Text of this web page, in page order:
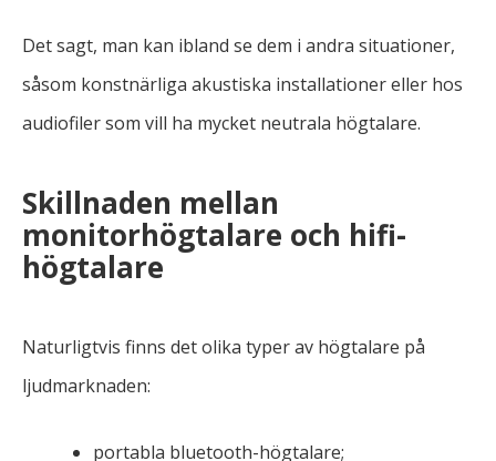
Det sagt, man kan ibland se dem i andra situationer,
såsom konstnärliga akustiska installationer eller hos
audiofiler som vill ha mycket neutrala högtalare.
Skillnaden mellan
monitorhögtalare och hifi-
högtalare
Naturligtvis finns det olika typer av högtalare på
ljudmarknaden:
portabla bluetooth-högtalare;